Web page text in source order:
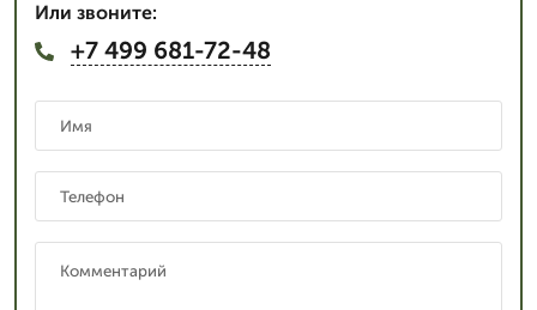
Или звоните:
+7 499 681-72-48